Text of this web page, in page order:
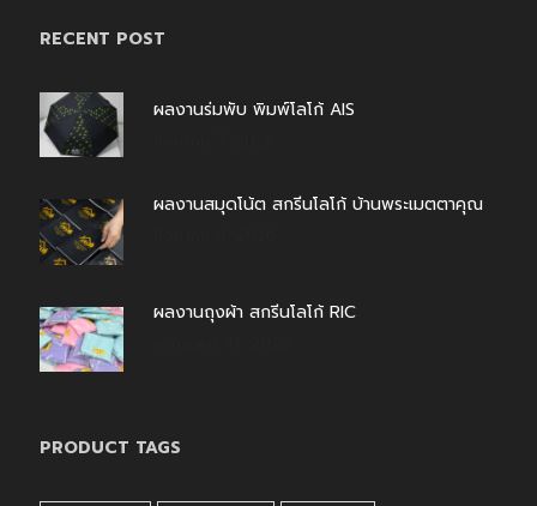
RECENT POST
ผลงานร่มพับ พิมพ์โลโก้ AIS
ผลงานสมุดโน้ต สกรีนโลโก้ บ้านพระเมตตาคุณ
ผลงานถุงผ้า สกรีนโลโก้ RIC
PRODUCT TAGS